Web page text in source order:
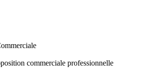
commerciale professionnelle